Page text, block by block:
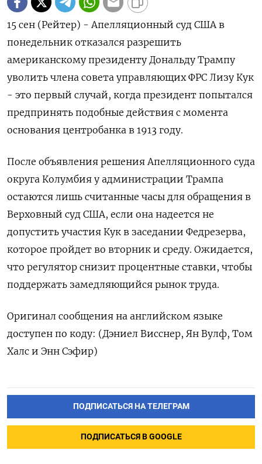
15 сен (Рейтер) - Апелляционный суд США в
понедельник отказался разрешить
американскому президенту Дональду Трампу
уволить члена совета управляющих ФРС Лизу Кук
- это первый случай, когда президент попытался
предпринять подобные действия с момента
основания центробанка в 1913 году.
После объявления решения Апелляционного суда
округа Колумбия у администрации Трампа
остаются лишь считанные часы для обращения в
Верховный суд США, если она надеется не
допустить участия Кук в заседании Федрезерва,
которое пройдет во вторник и среду. Ожидается,
что регулятор снизит процентные ставки, чтобы
поддержать замедляющийся рынок труда.
Оригинал сообщения на английском языке
доступен по коду: (Дэниел Висснер, Ян Вулф, Том
Халс и Энн Сэфир)
ПОДПИСАТЬСЯ НА ТЕЛЕГРАМ
ПОДПИСАТЬСЯ В GOOGLE